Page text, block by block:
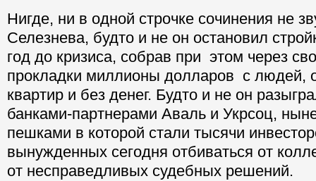
Нигде, ни в одной строчке сочинения не
Селезнева, будто и не он остановил
год до кризиса, собрав при этом через
прокладки миллионы долларов с людей,
квартир и без денег. Будто и не он
банками-партнерами Аваль и Укрсоц,
пешками в которой стали тысячи
вынужденных сегодня отбиваться от
от несправедливых судебных решений.